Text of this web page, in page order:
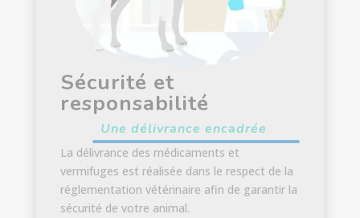
Sécurité et
responsabilité
Une délivrance encadrée
La délivrance des médicaments et
vermifuges est réalisée dans le respect de la
réglementation vétérinaire afin de garantir la
sécurité de votre animal.